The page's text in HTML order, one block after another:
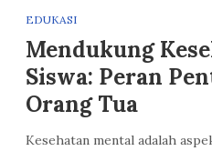
EDUKASI
Mendukung
Siswa: Peran
Orang Tua
Kesehatan mental adalah